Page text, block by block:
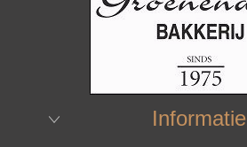
Informatie